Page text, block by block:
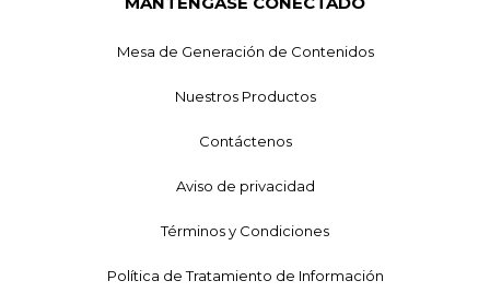
Mesa de Generación de Contenidos
Nuestros Productos
Contáctenos
Aviso de privacidad
Términos y Condiciones
Política de Tratamiento de Información